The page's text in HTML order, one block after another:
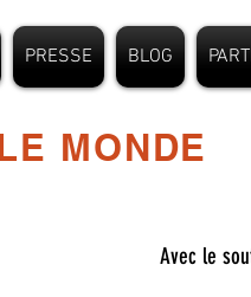
PRESSE BLOG
MONDE
Avec le